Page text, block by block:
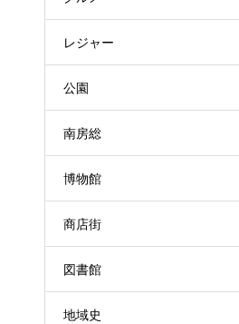
レジャー
公園
南房総
博物館
商店街
図書館
地域史